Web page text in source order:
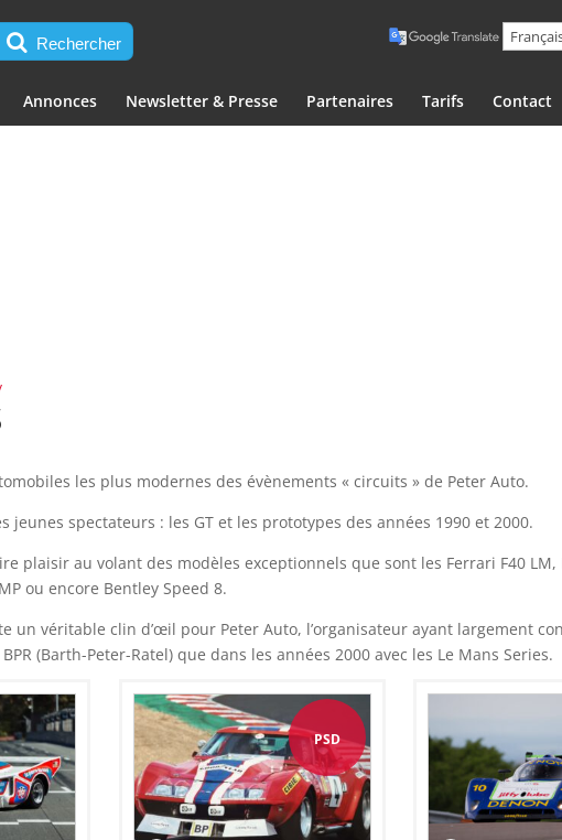
Rechercher
Annonces Newsletter & Presse Partenaires Tarifs Contact
les plus modernes des évènements « circuits » de Peter Auto.
spectateurs : les GT et les prototypes des années 1990 et 2000.
plaisir au volant des modèles exceptionnels que sont les Ferrari F40 LM,
ou encore Bentley Speed 8.
un véritable clin d’œil pour Peter Auto, l’organisateur ayant largement
(Barth-Peter-Ratel) que dans les années 2000 avec les Le Mans Series.
PSD